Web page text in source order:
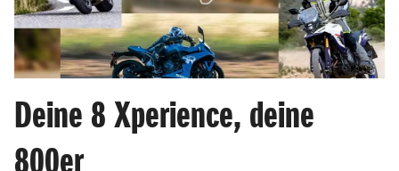
Deine 8 Xperience, deine
800er